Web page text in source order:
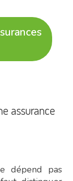
assurance
dépend pas